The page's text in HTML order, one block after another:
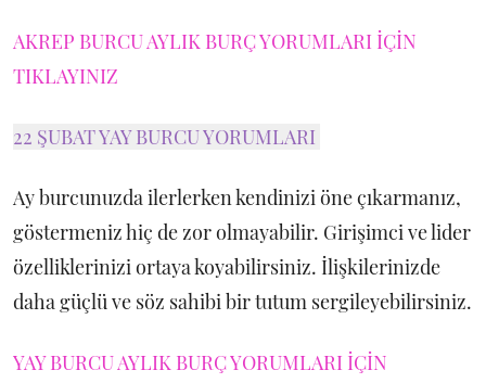
AKREP BURCU AYLIK BURÇ YORUMLARI İÇİN
TIKLAYINIZ
22 ŞUBAT YAY BURCU YORUMLARI
Ay burcunuzda ilerlerken kendinizi öne çıkarmanız,
göstermeniz hiç de zor olmayabilir. Girişimci ve lider
özelliklerinizi ortaya koyabilirsiniz. İlişkilerinizde
daha güçlü ve söz sahibi bir tutum sergileyebilirsiniz.
YAY BURCU AYLIK BURÇ YORUMLARI İÇİN